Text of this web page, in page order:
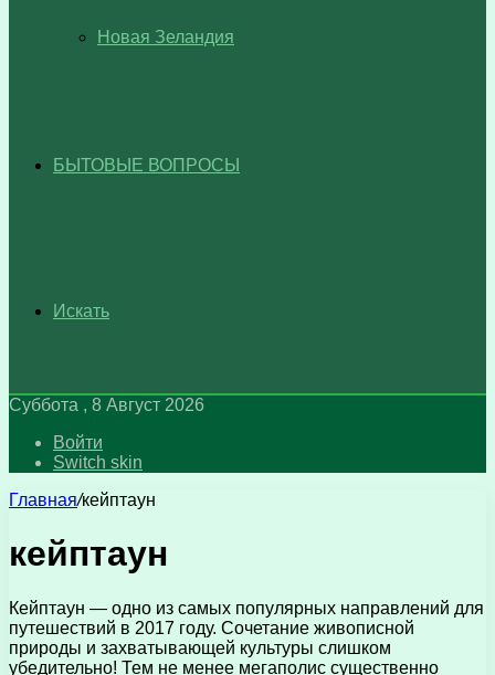
Новая Зеландия
БЫТОВЫЕ ВОПРОСЫ
Искать
Суббота , 8 Август 2026
Войти
Switch skin
Главная/кейптаун
кейптаун
Кейптаун — одно из самых популярных направлений для
путешествий в 2017 году. Сочетание живописной
природы и захватывающей культуры слишком
убедительно! Тем не менее мегаполис существенно